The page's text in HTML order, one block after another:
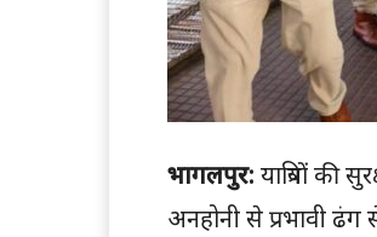
भागलपुर: यात्रियों
अनहोनी से प्रभावी